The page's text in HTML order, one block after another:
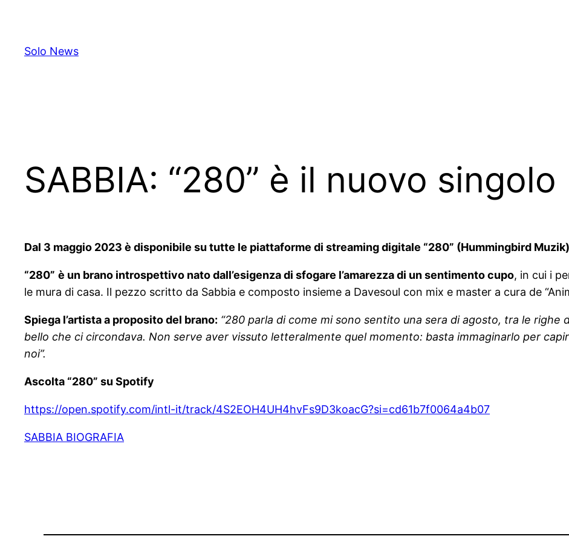
content
Solo News
SABBIA: “280” è il nuovo singolo
Dal 3 maggio 2023 è disponibile su tutte le piattaforme di streaming digitale “280” (Hummingbird
“280” è un brano introspettivo nato dall’esigenza di sfogare l’amarezza di un sentimento cupo, in cui i
le mura di casa. Il pezzo scritto da Sabbia e composto insieme a Davesoul con mix e master a cura de
Spiega l’artista a proposito del brano: “280 parla di come mi sono sentito una sera di agosto, tra le righe
bello che ci circondava. Non serve aver vissuto letteralmente quel momento: basta immaginarlo per
noi”.
Ascolta “280” su Spotify
https://open.spotify.com/intl-it/track/4S2EOH4UH4hvFs9D3koacG?si=cd61b7f0064a4b07
SABBIA BIOGRAFIA